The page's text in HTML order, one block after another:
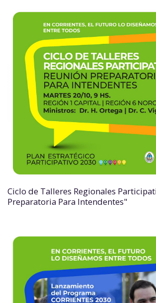
Ciclo de Talleres Regionales
Preparatoria Para Intendentes"